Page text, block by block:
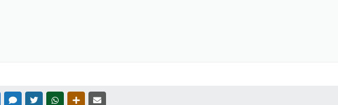
FACEBOOKMESSENGER
TWITTERWHATSAPPOUTRAS MÍDIAS